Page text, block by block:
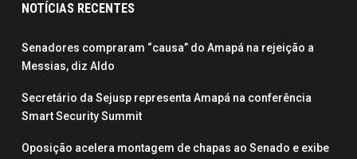
NOTÍCIAS RECENTES
Senadores compraram “causa” do Amapá na rejeição a
Messias, diz Aldo
Secretário da Sejusp representa Amapá na conferência
Smart Security Summit
Oposição acelera montagem de chapas ao Senado e exibe